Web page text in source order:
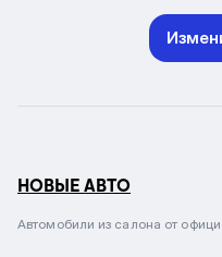
НОВЫЕ АВТО
Автомобили из салона от